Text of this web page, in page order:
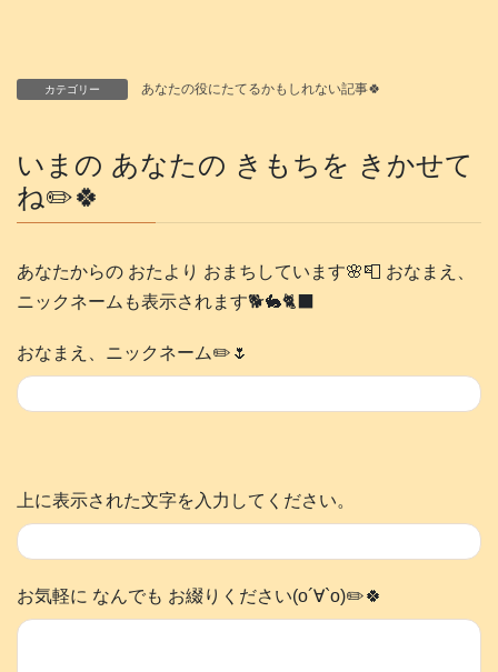
カテゴリー あなたの役にたてるかもしれない記事🍀
いまの あなたの きもちを きかせて
ね✏️🍀
あなたからの おたより おまちしています🌸📮 おなまえ、
ニックネームも表示されます🐕️🐇🐈‍⬛
おなまえ、ニックネーム✏️🌷
上に表示された文字を入力してください。
お気軽に なんでも お綴りください(о´∀`о)✏️🍀